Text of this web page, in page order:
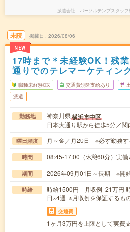
派遣会社 パーソルテンプスタッ
未読
NEW
掲載日 2026/08/06
17時まで＊未経験OK！残
通りでのテレマーケティン
職種未経験OK 交通費別途支給あり
派遣
勤務地 神奈川県横浜市中区
日本大通り駅から徒歩5分／
曜日頻度 月～金／月20日 ※必ず勤務す
時間 08:45-17:00（休憩60分）実働
期間 2026年09月01日～長期 ※開
時給
時給1500円 月収例 21万円
日×4週 ※月収例を保証するも
交通費
1ヶ月3万円を上限として実費